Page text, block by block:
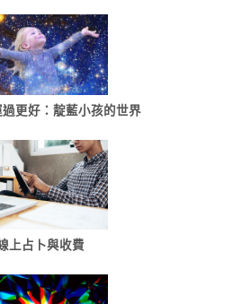
更好：靛藍小孩的世界
上占卜與收費